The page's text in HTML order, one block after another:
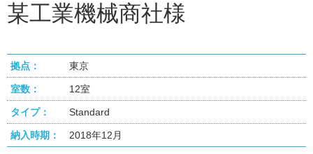
某工業機械商社様
拠点： 東京
室数： 12室
タイプ： Standard
納入時期： 2018年12月